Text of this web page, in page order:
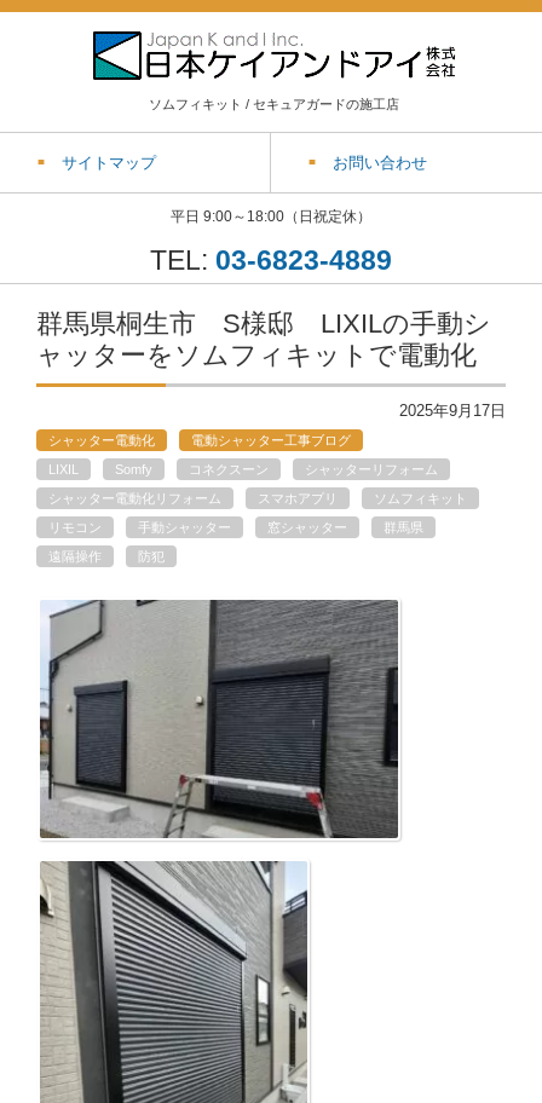
ソムフィキット / セキュアガードの施工店
サイトマップ お問い合わせ
平日 9:00～18:00（日祝定休）
TEL: 03-6823-4889
群馬県桐生市 S様邸 LIXILの手動シ
ャッターをソムフィキットで電動化
2025年9月17日
シャッター電動化
電動シャッター工事ブログ
LIXIL
Somfy コネクスーン
シャッターリフォーム
シャッター電動化リフォーム
スマホアプリ
ソムフィキット
リモコン
手動シャッター 窓シャッター
群馬県
遠隔操作
防犯